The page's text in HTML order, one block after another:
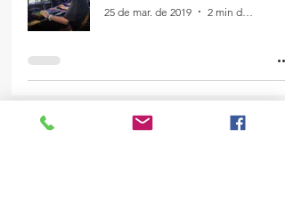
25 de mar. de 2019